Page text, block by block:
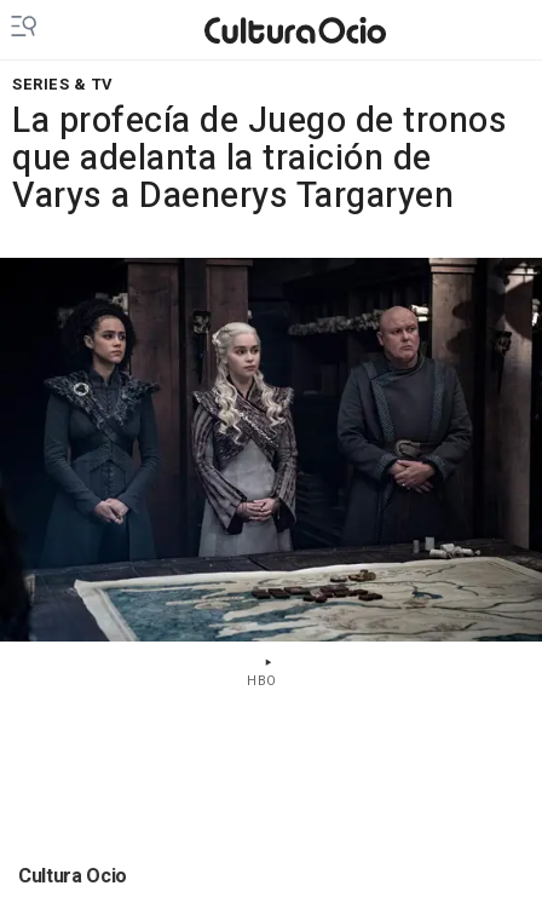
SERIES & TV
La profecía de Juego de tronos
que adelanta la traición de
Varys a Daenerys Targaryen
HBO
Cultura Ocio